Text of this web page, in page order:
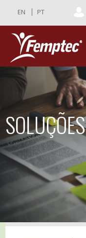
EN PT
SOLUÇÕES